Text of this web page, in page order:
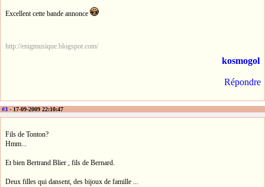
Excellent cette bande annonce
http://enigmusique.blogspot.com/
kosmogol
Répondre
#3 - 17-09-2009 22:10:47
Fils de Tonton?
Hmm...
Et bien Bertrand Blier , fils de Bernard.
Deux filles qui dansent, des bijoux de famille ...